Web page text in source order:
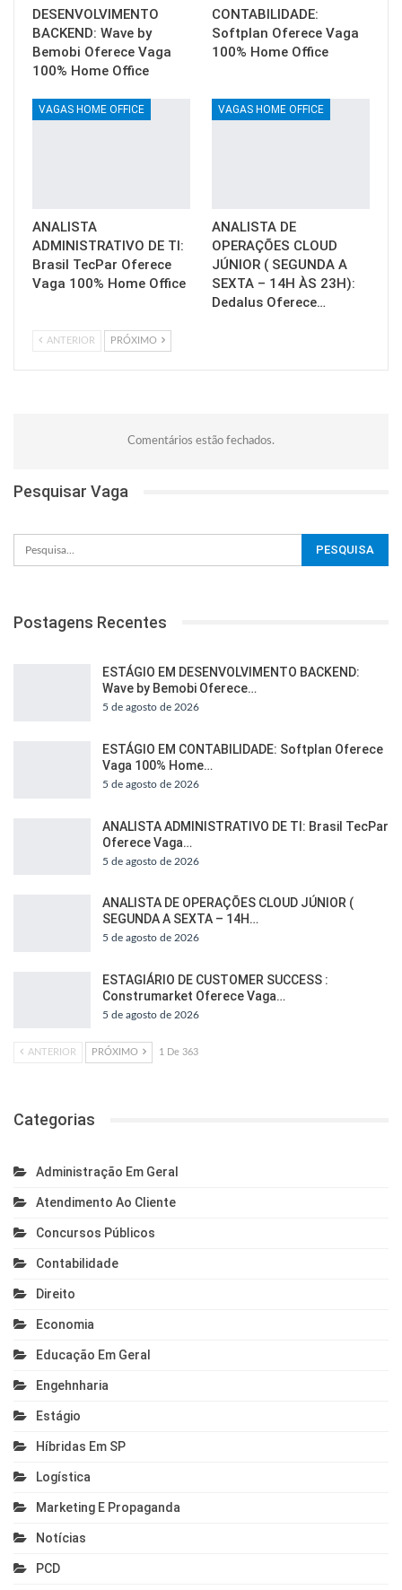
DESENVOLVIMENTO
BACKEND: Wave by
Bemobi Oferece Vaga
100% Home Office
CONTABILIDADE:
Softplan Oferece Vaga
100% Home Office
VAGAS HOME OFFICE
ANALISTA
ADMINISTRATIVO DE TI:
Brasil TecPar Oferece
Vaga 100% Home Office
VAGAS HOME OFFICE
ANALISTA DE
OPERAÇÕES CLOUD
JÚNIOR ( SEGUNDA A
SEXTA – 14H ÀS 23H):
Dedalus Oferece…
ANTERIOR PRÓXIMO
Comentários estão fechados.
Pesquisar Vaga
Postagens Recentes
ESTÁGIO EM DESENVOLVIMENTO BACKEND:
Wave by Bemobi Oferece…
5 de agosto de 2026
ESTÁGIO EM CONTABILIDADE: Softplan Oferece
Vaga 100% Home…
5 de agosto de 2026
ANALISTA ADMINISTRATIVO DE TI: Brasil TecPar
Oferece Vaga…
5 de agosto de 2026
ANALISTA DE OPERAÇÕES CLOUD JÚNIOR (
SEGUNDA A SEXTA – 14H…
5 de agosto de 2026
ESTAGIÁRIO DE CUSTOMER SUCCESS :
Construmarket Oferece Vaga…
5 de agosto de 2026
ANTERIOR PRÓXIMO 1 De 363
Categorias
Administração Em Geral
Atendimento Ao Cliente
Concursos Públicos
Contabilidade
Direito
Economia
Educação Em Geral
Engehnharia
Estágio
Híbridas Em SP
Logística
Marketing E Propaganda
Notícias
PCD